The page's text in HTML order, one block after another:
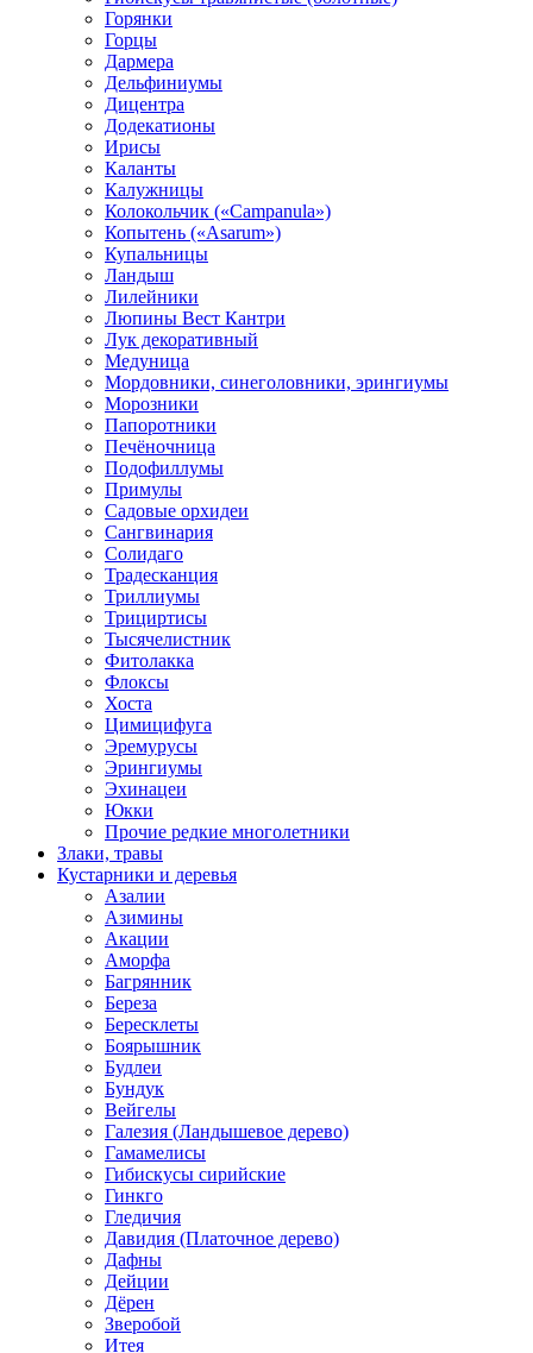
Горянки
Горцы
Дармера
Дельфиниумы
Дицентра
Додекатионы
Ирисы
Каланты
Калужницы
Колокольчик («Campanula»)
Копытень («Asarum»)
Купальницы
Ландыш
Лилейники
Люпины Вест Кантри
Лук декоративный
Медуница
Мордовники, синеголовники, эрингиумы
Морозники
Папоротники
Печёночница
Подофиллумы
Примулы
Садовые орхидеи
Сангвинария
Солидаго
Традесканция
Триллиумы
Трициртисы
Тысячелистник
Фитолакка
Флоксы
Хоста
Цимицифуга
Эремурусы
Эрингиумы
Эхинацеи
Юкки
Прочие редкие многолетники
Злаки, травы
Кустарники и деревья
Азалии
Азимины
Акации
Аморфа
Багрянник
Береза
Бересклеты
Боярышник
Будлеи
Бундук
Вейгелы
Галезия (Ландышевое дерево)
Гамамелисы
Гибискусы сирийские
Гинкго
Гледичия
Давидия (Платочное дерево)
Дафны
Дейции
Дёрен
Зверобой
Итея